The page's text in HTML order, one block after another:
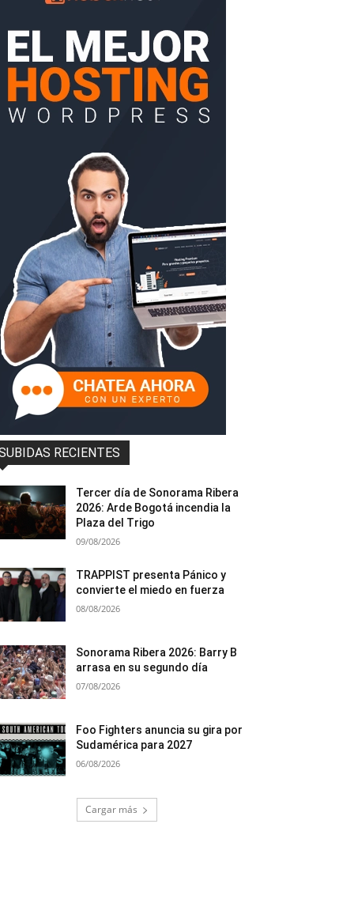
RECIENTES
Tercer día de Sonorama Ribera
2026: Arde Bogotá incendia la
Plaza del Trigo
09/08/2026
TRAPPIST presenta Pánico y
convierte el miedo en fuerza
08/08/2026
Sonorama Ribera 2026: Barry B
arrasa en su segundo día
07/08/2026
Foo Fighters anuncia su gira por
Sudamérica para 2027
06/08/2026
Cargar más